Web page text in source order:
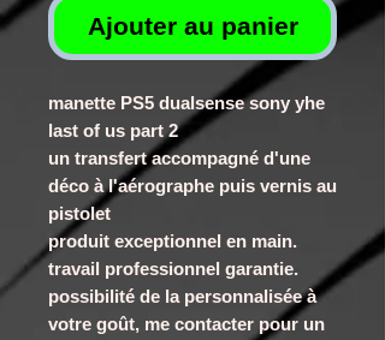
Ajouter au panier
manette PS5 dualsense sony yhe
last of us part 2
un transfert accompagné d'une
déco à l'aérographe puis vernis au
pistolet
produit exceptionnel en main.
travail professionnel garantie.
possibilité de la personnalisée à
votre goût, me contacter pour un